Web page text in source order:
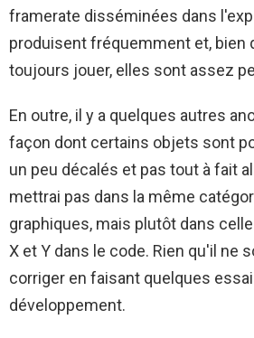
framerate disséminées dans
produisent fréquemment et, bien
toujours jouer, elles sont assez
En outre, il y a quelques autres
façon dont certains objets sont
un peu décalés et pas tout à fait
mettrai pas dans la même
graphiques, mais plutôt dans
X et Y dans le code. Rien qu'il ne
corriger en faisant quelques
développement.